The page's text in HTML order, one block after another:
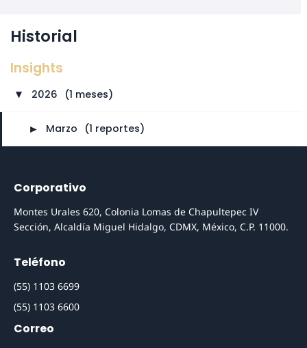
Historial
Insights
► 2026 (1 meses)
► Marzo (1 reportes)
Corporativo
Montes Urales 620, Colonia Lomas de Chapultepec IV
Sección, Alcaldía Miguel Hidalgo, CDMX, México, C.P. 11000.
Teléfono
(55) 1103 6699
(55) 1103 6600
Correo